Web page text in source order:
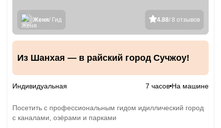
4.88/ 8 отзывов
Женя/ Гид
Из Шанхая — в райский город Сучжоу!
Индивидуальная 7 часов На машине
Посетить с профессиональным гидом идиллический город
с каналами, озёрами и парками